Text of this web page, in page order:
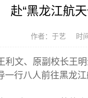
赴“黑龙江航
作者：于艺 时
利文、原副校长王
行八人前往黑龙